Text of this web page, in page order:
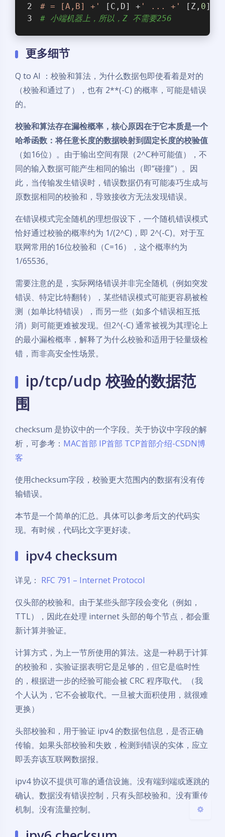
夜间模式
浅阴影 深阴影
# = [A,B] +'
[C,D] + ' ... +' [Z, 0]
# 小端机器上，所以，Z 不需要256
更多细节
Q to AI ：校验和算法，为什么数据包即使看着是对的
（校验和通过了），也有 2**(-C) 的概率，可能是错误
的。
校验和算法存在漏检概率，核心原因在于它本质是一个
哈希函数：将任意长度的数据映射到固定长度的校验值
（如16位）。由于输出空间有限（2^C种可能值），不
同的输入数据可能产生相同的输出（即“碰撞”）。因
此，当传输发生错误时，错误数据仍有可能凑巧生成与
原数据相同的校验和，导致接收方无法发现错误。
在错误模式完全随机的理想假设下，一个随机错误模式
恰好通过校验的概率约为 1/(2^C)，即 2^(-C)。对于互
联网常用的16位校验和（C=16），这个概率约为
1/65536。
需要注意的是，实际网络错误并非完全随机（例如突发
错误、特定比特翻转），某些错误模式可能更容易被检
测（如单比特错误），而另一些（如多个错误相互抵
消）则可能更难被发现。但2^(-C) 通常被视为其理论上
的最小漏检概率，解释了为什么校验和适用于轻量级检
错，而非高安全性场景。
ip/tcp/udp 校验的数据范
围
checksum 是协议中的一个字段。关于协议中字段的解
析，可参考： MAC首部 IP首部 TCP首部介绍-CSDN博
客
使用checksum字段，校验更大范围内的数据有没有传
输错误。
本节是一个简单的汇总。具体可以参考后文的代码实
现。有时候，代码比文字更好读。
ipv4 checksum
详见： RFC 791 – Internet Protocol
仅头部的校验和。由于某些头部字段会变化（例如，
TTL），因此在处理 internet 头部的每个节点，都会重
新计算并验证。
计算方式，为上一节所使用的算法。这是一种易于计算
的校验和，实验证据表明它是足够的，但它是临时性
的，根据进一步的经验可能会被 CRC 程序取代。（我
个人认为，它不会被取代。一旦被大面积使用，就很难
更换）
头部校验和，用于验证 ipv4 的数据包信息，是否正确
传输。如果头部校验和失败，检测到错误的实体，应立
即丢弃该互联网数据报。
ipv4 协议不提供可靠的通信设施。没有端到端或逐跳的
确认。数据没有错误控制，只有头部校验和。没有重传
机制。没有流量控制。